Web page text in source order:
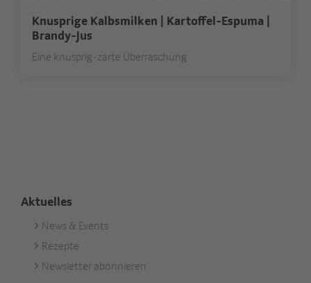
Knusprige Kalbsmilken | Kartoffel-Espuma |
Brandy-Jus
Eine knusprig-zarte Überraschung
Aktuelles
Footer
Aktuell
News & Events
Rezepte
Newsletter abonnieren